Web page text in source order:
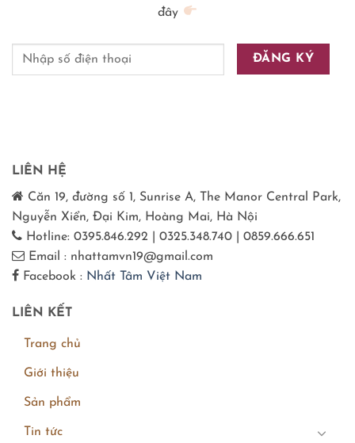
đây
LIÊN HỆ
Căn 19, đường số 1, Sunrise A, The Manor Central Park,
Nguyễn Xiển, Đại Kim, Hoàng Mai, Hà Nội
Hotline: 0395.846.292 | 0325.348.740 | 0859.666.651
Email : nhattamvn19@gmail.com
Facebook : Nhất Tâm Việt Nam
LIÊN KẾT
Trang chủ
Giới thiệu
Sản phẩm
Tin tức